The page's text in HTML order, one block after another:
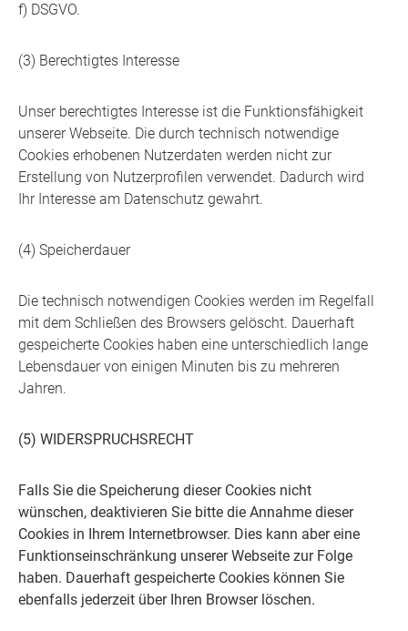
f) DSGVO.
(3) Berechtigtes Interesse
Unser berechtigtes Interesse ist die Funktionsfähigkeit
unserer Webseite. Die durch technisch notwendige
Cookies erhobenen Nutzerdaten werden nicht zur
Erstellung von Nutzerprofilen verwendet. Dadurch wird
Ihr Interesse am Datenschutz gewahrt.
(4) Speicherdauer
Die technisch notwendigen Cookies werden im Regelfall
mit dem Schließen des Browsers gelöscht. Dauerhaft
gespeicherte Cookies haben eine unterschiedlich lange
Lebensdauer von einigen Minuten bis zu mehreren
Jahren.
(5) WIDERSPRUCHSRECHT
Falls Sie die Speicherung dieser Cookies nicht
wünschen, deaktivieren Sie bitte die Annahme dieser
Cookies in Ihrem Internetbrowser. Dies kann aber eine
Funktionseinschränkung unserer Webseite zur Folge
haben. Dauerhaft gespeicherte Cookies können Sie
ebenfalls jederzeit über Ihren Browser löschen.